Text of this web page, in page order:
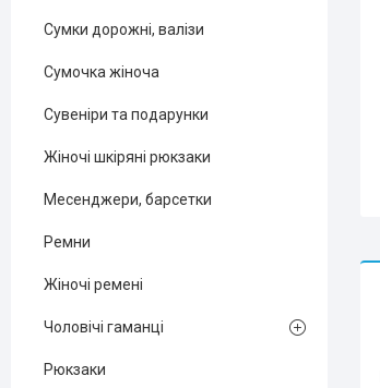
Сумки дорожні, валізи
Сумочка жіноча
Сувеніри та подарунки
Жіночі шкіряні рюкзаки
Месенджери, барсетки
Ремни
Жіночі ремені
Чоловічі гаманці
Рюкзаки